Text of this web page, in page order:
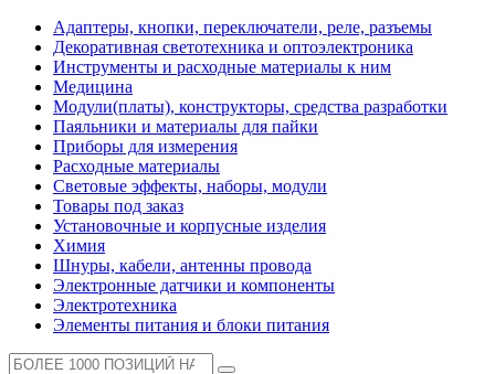
Адаптеры, кнопки, переключатели, реле, разъемы
Декоративная светотехника и оптоэлектроника
Инструменты и расходные материалы к ним
Медицина
Модули(платы), конструкторы, средства разработки
Паяльники и материалы для пайки
Приборы для измерения
Расходные материалы
Световые эффекты, наборы, модули
Товары под заказ
Установочные и корпусные изделия
Химия
Шнуры, кабели, антенны провода
Электронные датчики и компоненты
Электротехника
Элементы питания и блоки питания